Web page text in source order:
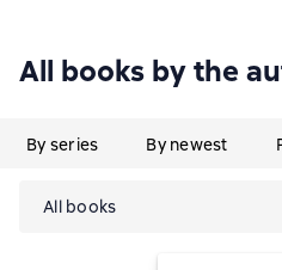
All books by the
By series By newest
All books